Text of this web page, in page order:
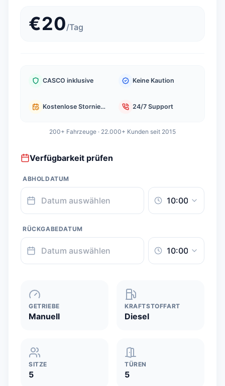
€20/Tag
CASCO inklusive Keine Kaution
Kostenlose Stornierung 24/7 Support
200+ Fahrzeuge · 22.000+ Kunden seit 2015
Verfügbarkeit prüfen
ABHOLDATUM
RÜCKGABEDATUM
GETRIEBE
Manuell
KRAFTSTOFFART
Diesel
SITZE
5
TÜREN
5